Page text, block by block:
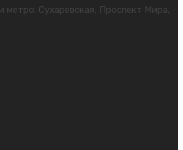
метро: Сухаревская, Проспект Мира,